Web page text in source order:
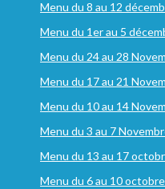
Menu du 8 au 12
Menu du 1er au 5
Menu du 24 au 28
Menu du 17 au 21
Menu du 10 au 14
Menu du 3 au 7
Menu du 13 au 17
Menu du 6 au 10